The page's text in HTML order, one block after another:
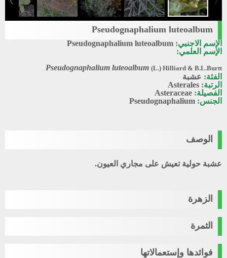
Pseudognaphalium luteoalbum
الإسم الاجنبي: Pseudognaphalium luteoalbum
الإسم العلمي:
Pseudognaphalium luteoalbum (L.) Hilliard & B.L.Burtt
الفئة: عشبة
الرتبة: Asterales
الفصيلة: Asteraceae
الجنس: Pseudognaphalium
الوصف
عشبة حولية تعيش على مجاري العيون.
الزهرة
الثمرة
فوائدها وإستعمالاتها